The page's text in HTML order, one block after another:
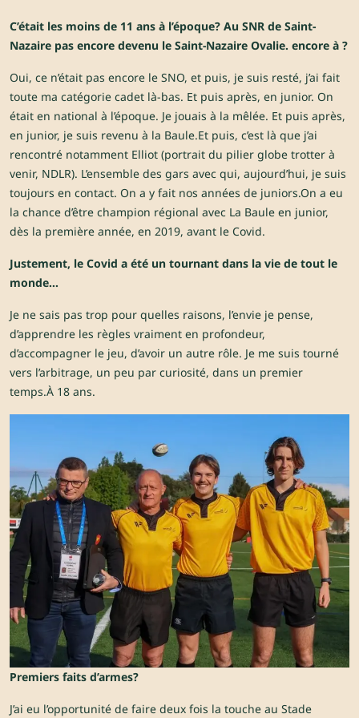
C’était les moins de 11 ans à l’époque? Au SNR de Saint-
Nazaire pas encore devenu le Saint-Nazaire Ovalie. encore à ?
Oui, ce n’était pas encore le SNO, et puis, je suis resté, j’ai fait
toute ma catégorie cadet là-bas. Et puis après, en junior. On
était en national à l’époque. Je jouais à la mêlée. Et puis après,
en junior, je suis revenu à la Baule.Et puis, c’est là que j’ai
rencontré notamment Elliot (portrait du pilier globe trotter à
venir, NDLR). L’ensemble des gars avec qui, aujourd’hui, je suis
toujours en contact. On a y fait nos années de juniors.On a eu
la chance d’être champion régional avec La Baule en junior,
dès la première année, en 2019, avant le Covid.
Justement, le Covid a été un tournant dans la vie de tout le
monde…
Je ne sais pas trop pour quelles raisons, l’envie je pense,
d’apprendre les règles vraiment en profondeur,
d’accompagner le jeu, d’avoir un autre rôle. Je me suis tourné
vers l’arbitrage, un peu par curiosité, dans un premier
temps.À 18 ans.
Premiers faits d’armes?
J’ai eu l’opportunité de faire deux fois la touche au Stade